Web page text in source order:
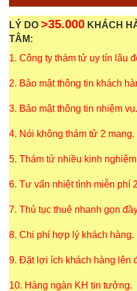
LÝ DO >35.000 KHÁCH
TÂM:
1. Công ty thám tử uy tín lâu
2. Bảo mật thông tin khách
3. Bảo mật thông tin nhiệm vụ.
4. Nói không thám tử 2 mang.
5. Thám tử nhiều kinh nghiệm
6. Tư vấn nhiệt tình miễn phí
7. Thủ tục thuê nhanh gọn
8. Chi phí hợp lý khách hàng.
9. Đặt lợi ích khách hàng lên
10. Hàng ngàn KH tin tưởng.